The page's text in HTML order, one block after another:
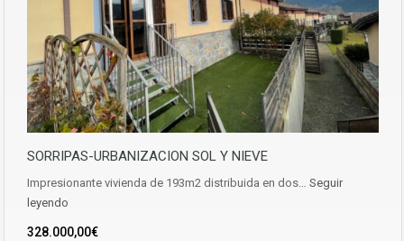
SORRIPAS-URBANIZACION SOL Y NIEVE
Impresionante vivienda de 193m2 distribuida en dos… Seguir
leyendo
328.000,00€